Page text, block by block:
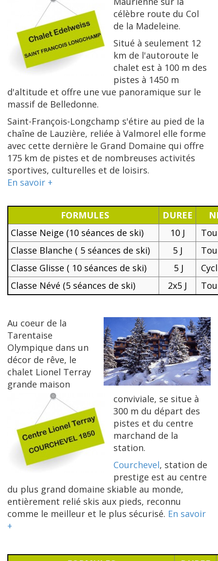
célèbre route du Col
de la Madeleine.
Situé à seulement 12
km de l'autoroute le
chalet est à 100 m des
pistes à 1450 m
d'altitude et offre une vue panoramique sur le
massif de Belledonne.
Saint-François-Longchamp s'étire au pied de la
chaîne de Lauzière, reliée à Valmorel elle forme
avec cette dernière le Grand Domaine qui offre
175 km de pistes et de nombreuses activités
sportives, culturelles et de loisirs.
En savoir +
FORMULES DUREE
Classe Neige (10 séances de ski)
10 J
Classe Blanche ( 5 séances de ski)
5 J
Classe Glisse ( 10 séances de ski)
5 J
Classe Névé (5 séances de ski)
2x5 J
Au coeur de la
Tarentaise
Olympique dans un
décor de rêve, le
chalet Lionel Terray
grande maison
conviviale, se situe à
300 m du départ des
pistes et du centre
marchand de la
station.
Courchevel, station de
prestige est au centre
du plus grand domaine skiable au monde,
entièrement relié skis aux pieds, reconnu
comme le meilleur et le plus sécurisé. En savoir
+